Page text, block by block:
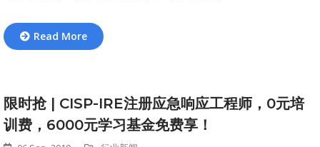
Read More
限时抢 | CISP-IRE注册应急响应工程师，0元培
训费，6000元学习基金免费享！